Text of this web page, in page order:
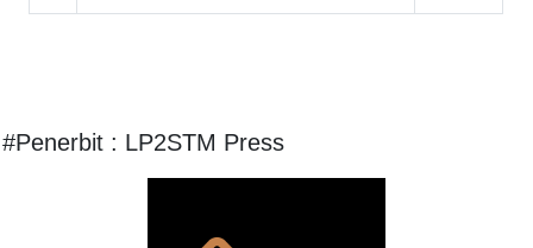
#Penerbit : LP2STM Press